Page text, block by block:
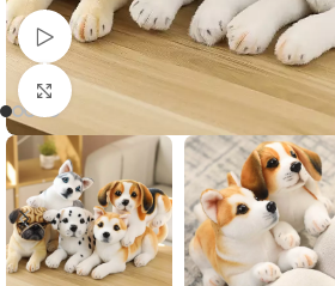
Voir la vidéo
Cliquez pour agrandir